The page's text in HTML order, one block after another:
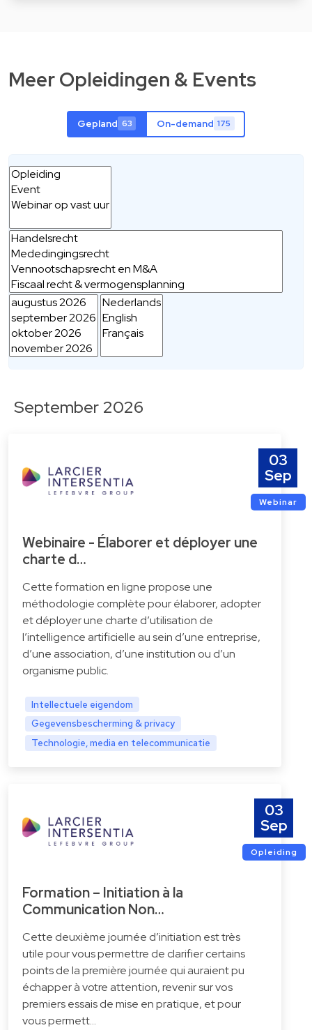
Meer Opleidingen & Events
Gepland 63 On-demand 175
September 2026
03
Sep
Webinar
Webinaire - Élaborer et déployer une
charte d…
Cette formation en ligne propose une
méthodologie complète pour élaborer, adopter
et déployer une charte d’utilisation de
l’intelligence artificielle au sein d’une entreprise,
d’une association, d’une institution ou d’un
organisme public.
Intellectuele eigendom
Gegevensbescherming & privacy
Technologie, media en telecommunicatie
03
Sep
Opleiding
Formation – Initiation à la
Communication Non…
Cette deuxième journée d’initiation est très
utile pour vous permettre de clarifier certains
points de la première journée qui auraient pu
échapper à votre attention, revenir sur vos
premiers essais de mise en pratique, et pour
vous permett…